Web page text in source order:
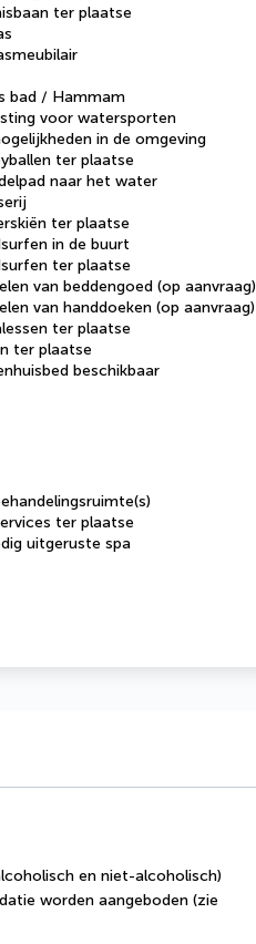
ter plaatse
bad / Hammam
voor watersporten
in de omgeving
ter plaatse
naar het water
ter plaatse
in de buurt
ter plaatse
van beddengoed (op aanvraag)
van handdoeken (op aanvraag)
ter plaatse
ter plaatse
beschikbaar
ter plaatse
uitgeruste spa
en niet-alcoholisch)
worden aangeboden (zie